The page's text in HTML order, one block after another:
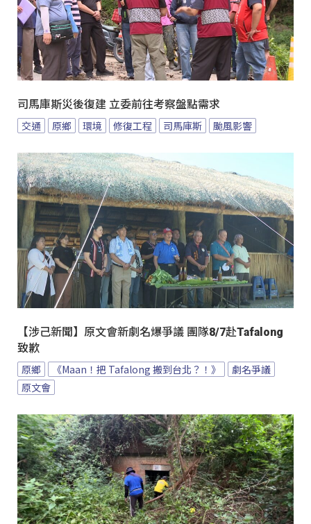
司馬庫斯災後復建 立委前往考察盤點需求
交通 原鄉 環境 修復工程 司馬庫斯 颱風影響
【涉己新聞】原文會新劇名爆爭議 團隊8/7赴Tafalong
致歉
原鄉 《Maan！把 Tafalong 搬到台北？！》
劇名爭議
原文會